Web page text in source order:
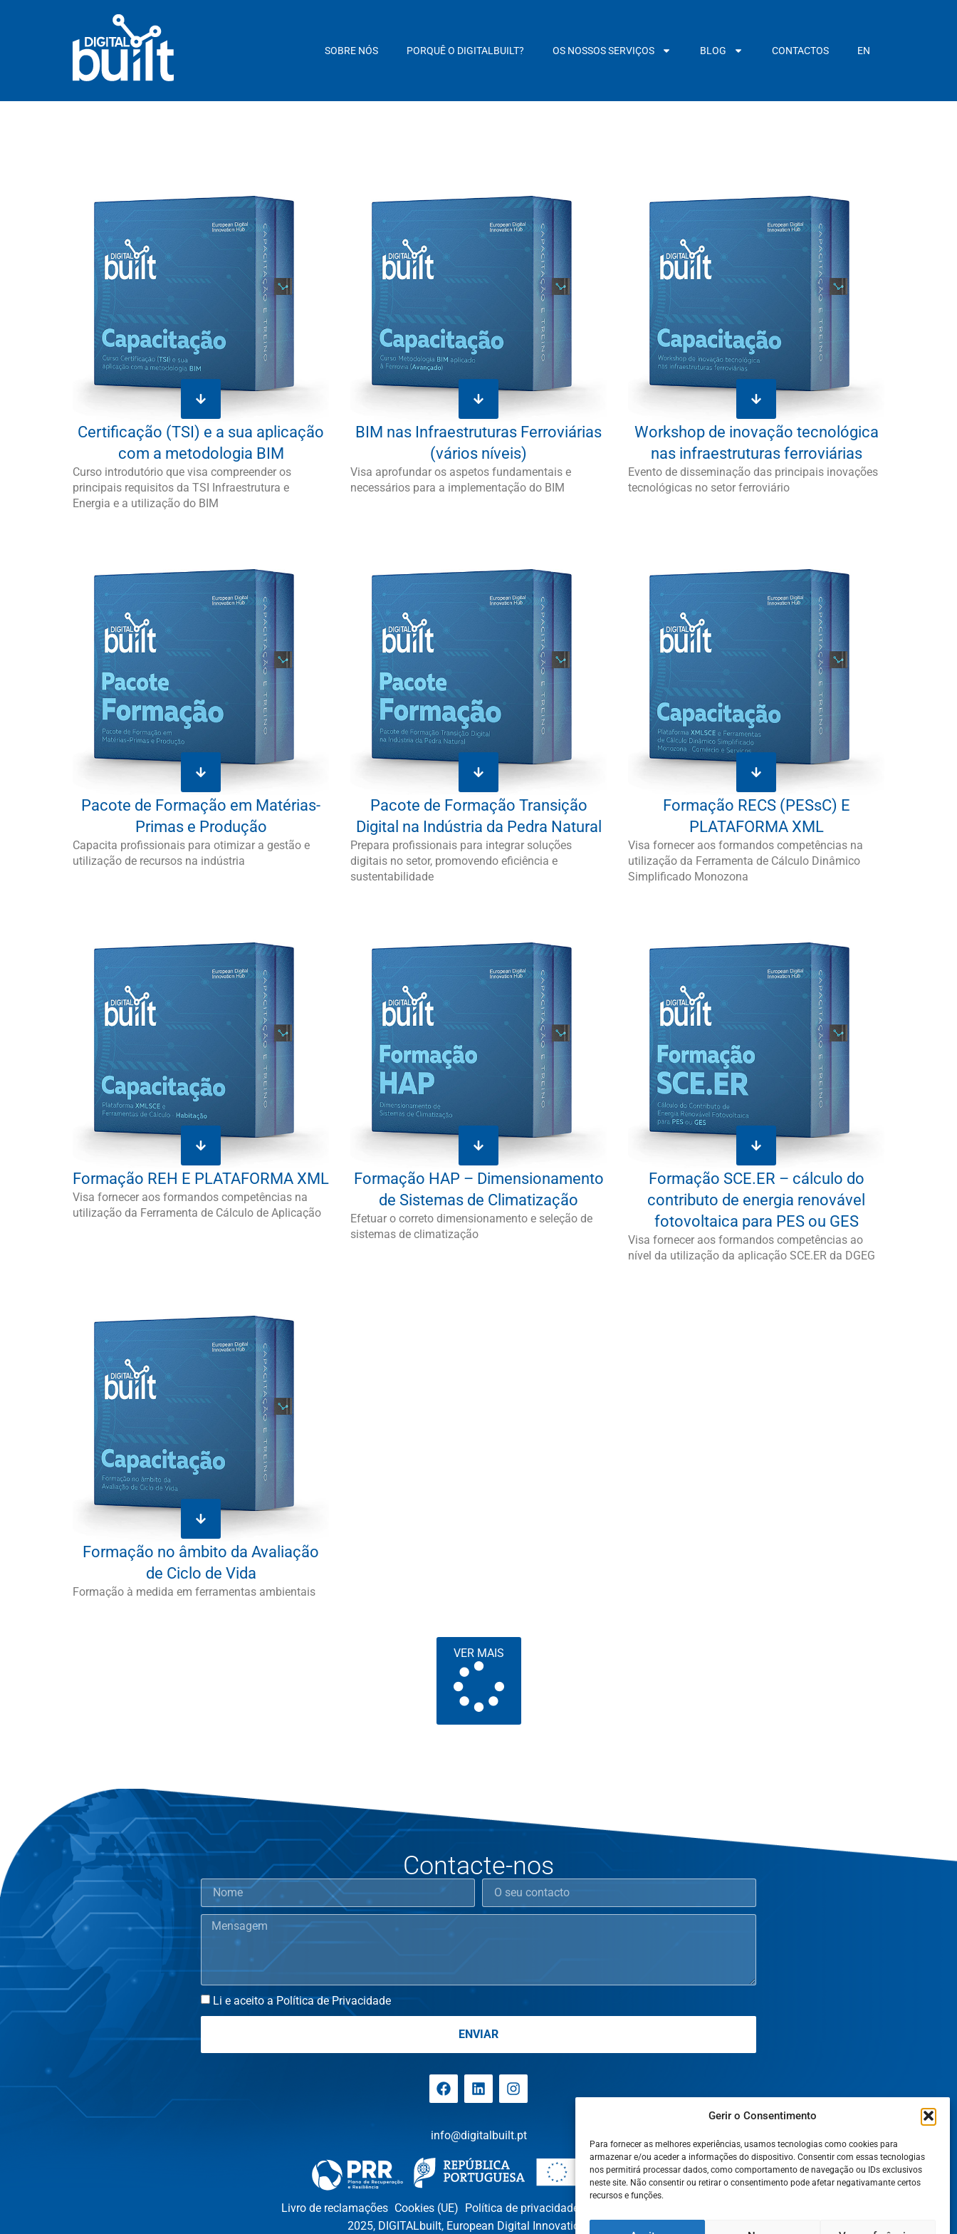
Gerir o Consentimento
Para fornecer as melhores experiências, usamos tecnologias como cookies para
armazenar e/ou aceder a informações do dispositivo. Consentir com essas tecnologias
nos permitirá processar dados, como comportamento de navegação ou IDs exclusivos
neste site. Não consentir ou retirar o consentimento pode afetar negativamante certos
recursos e funções.
SOBRE NÓS PORQUÊ O DIGITALBUILT? OS NOSSOS SERVIÇOS BLOG CONTACTOS EN
Certificação (TSI) e a sua aplicação
com a metodologia BIM
Curso introdutório que visa compreender os
principais requisitos da TSI Infraestrutura e
Energia e a utilização do BIM
BIM nas Infraestruturas Ferroviárias
(vários níveis)
Visa aprofundar os aspetos fundamentais e
necessários para a implementação do BIM
Workshop de inovação tecnológica
nas infraestruturas ferroviárias
Evento de disseminação das principais inovações
tecnológicas no setor ferroviário
Pacote de Formação em Matérias-
Primas e Produção
Capacita profissionais para otimizar a gestão e
utilização de recursos na indústria
Pacote de Formação Transição
Digital na Indústria da Pedra Natural
Prepara profissionais para integrar soluções
digitais no setor, promovendo eficiência e
sustentabilidade
Formação RECS (PESsC) E
PLATAFORMA XML
Visa fornecer aos formandos competências na
utilização da Ferramenta de Cálculo Dinâmico
Simplificado Monozona
Formação REH E PLATAFORMA XML
Visa fornecer aos formandos competências na
utilização da Ferramenta de Cálculo de Aplicação
Formação HAP – Dimensionamento
de Sistemas de Climatização
Efetuar o correto dimensionamento e seleção de
sistemas de climatização
Formação SCE.ER – cálculo do
contributo de energia renovável
fotovoltaica para PES ou GES
Visa fornecer aos formandos competências ao
nível da utilização da aplicação SCE.ER da DGEG
Formação no âmbito da Avaliação
de Ciclo de Vida
Formação à medida em ferramentas ambientais
VER MAIS
Contacte-nos
Li e aceito a Política de Privacidade
ENVIAR
info@digitalbuilt.pt
Livro de reclamações Cookies (UE) Política de privacidade
2025, DIGITALbuilt, European Digital Innovation Hub